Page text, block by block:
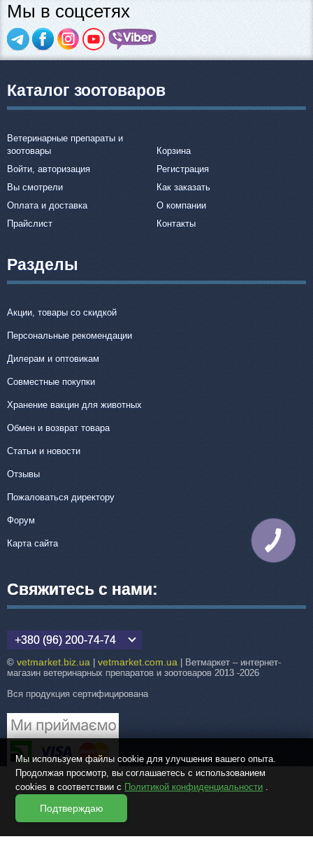
Мы в соцсетях
Каталог зоотоваров
Ветеринарные препараты и
зоотовары
Корзина
Войти, авторизация
Регистрация
Вы смотрели
Как заказать
Оплата и доставка
О компании
Прайслист
Контакты
Разделы
Акции, товары со скидкой
Персональные рекомендации
Дилерам и оптовикам
Совместные покупки
Хранение вакцин для животных
Обмен и возврат товара
Статьи и новости
Отзывы
Пожаловаться директору
Форум
Карта сайта
Свяжитесь с нами:
+380 (96) 200-74-74
© vetmarket.biz.ua vetmarket.com.ua | Ветмаркет – интернет-
магазин ветеринарных препаратов и зоотоваров 2013 -2026
Вся продукция сертифицирована
Мы используем файлы cookie для улучшения вашего опыта.
Продолжая просмотр, вы соглашаетесь с использованием
cookies в соответствии с Политикой конфиденциальности .
Подтверждаю
КНОПКА
СВЯЗИ